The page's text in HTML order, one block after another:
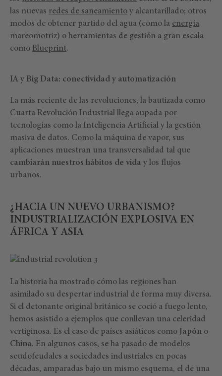
las nuevas redes de saneamiento y alcantarillado; otros
modos de obtener partido del agua (como la energía
mareomotriz) o herramientas de gestión a gran escala
como Blueprint.
IA y Big Data: conectividad y automatización
La más reciente de las revoluciones, la bautizada como
Cuarta Revolución Industrial llega aupada por
tecnologías como la Inteligencia Artificial y la gestión
masiva de datos. Como la máquina de vapor, sus
aplicaciones muestran una transversalidad tal que
cambiarán nuestros hábitos de vida y los flujos
urbanos.
¿HACIA UN NUEVO URBANISMO?
INDUSTRIALIZACIÓN EXPLOSIVA EN
ÁFRICA Y ASIA
La historia ha mostrado cómo las regiones han
asimilado su despertar industrial de forma muy diversa.
Si el detonante original británico se coció a fuego lento,
hemos asistido a ejemplos que conllevan una celeridad
vertiginosa. Es el caso de países asiáticos como Japón o
China. En algunos casos, se ha pasado de modelos
seudofeudales a sociedades industriales en pocas
décadas, amparadas bajo un mismo esquema, el de una